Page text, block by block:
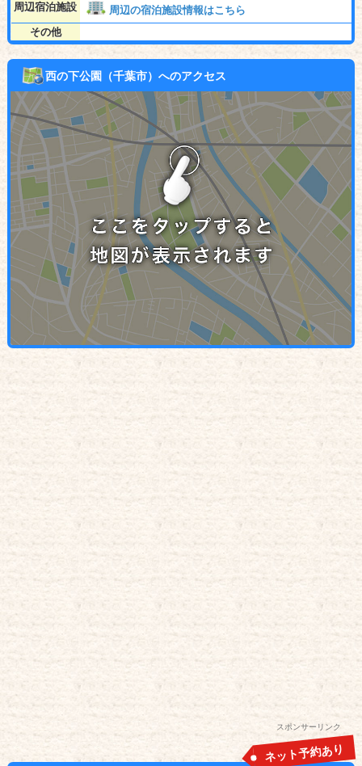
周辺宿泊施設
周辺の宿泊施設情報はこちら
その他
西の下公園（千葉市）へのアクセス
スポンサーリンク
ネット予約あり